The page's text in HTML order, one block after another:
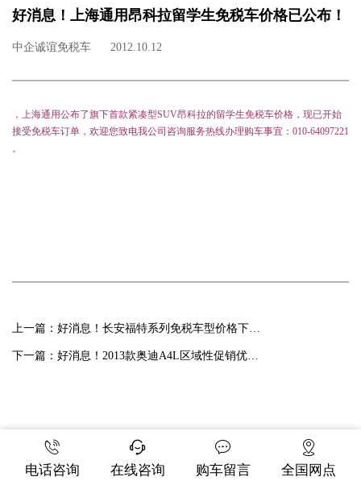
好消息！上海通用昂科拉留学生免税车价格已公布！
中企诚谊免税车 2012.10.12
，上海通用公布了旗下首款紧凑型SUV昂科拉的留学生免税车价格，现已开始
接受免税车订单，欢迎您致电我公司咨询服务热线办理购车事宜：010-64097221
。
上一篇： 好消息！长安福特系列免税车型价格下调！
下一篇： 好消息！2013款奥迪A4L区域性促销优惠价格公布！
电话咨询 在线咨询 购车留言 全国网点